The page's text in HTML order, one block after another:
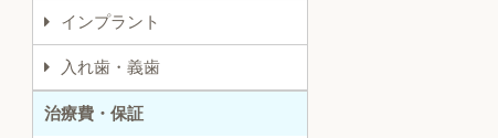
インプラント
入れ歯・義歯
治療費・保証